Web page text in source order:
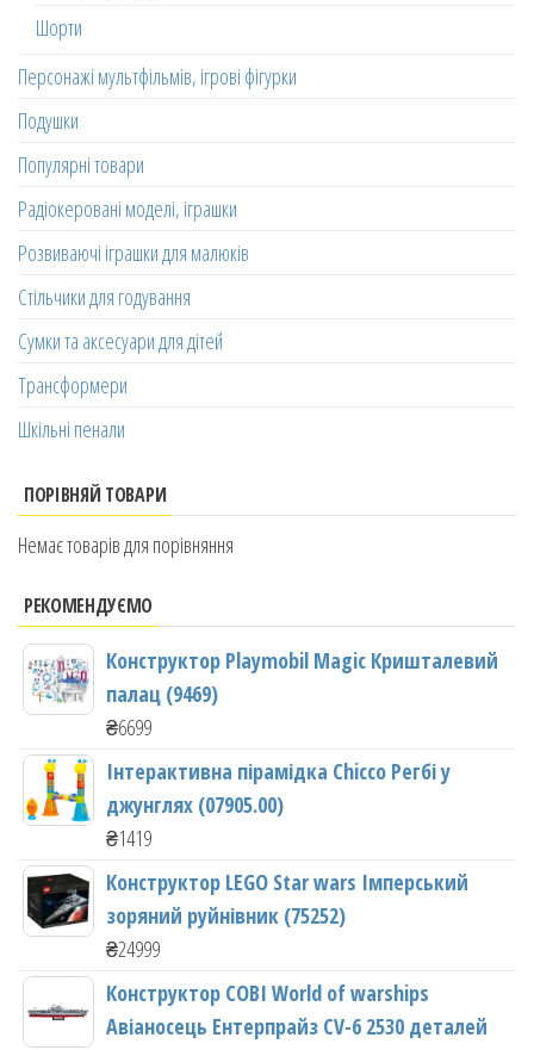
Шорти
Персонажі мультфільмів, ігрові фігурки
Подушки
Популярні товари
Радіокеровані моделі, іграшки
Розвиваючі іграшки для малюків
Стільчики для годування
Сумки та аксесуари для дітей
Трансформери
Шкільні пенали
ПОРІВНЯЙ ТОВАРИ
Немає товарів для порівняння
РЕКОМЕНДУЄМО
Конструктор Playmobil Magic Кришталевий
палац (9469)
₴6699
Інтерактивна пірамідка Chicco Регбі у
джунглях (07905.00)
₴1419
Конструктор LEGO Star wars Імперський
зоряний руйнівник (75252)
₴24999
Конструктор COBI World of warships
Авіаносець Ентерпрайз CV-6 2530 деталей